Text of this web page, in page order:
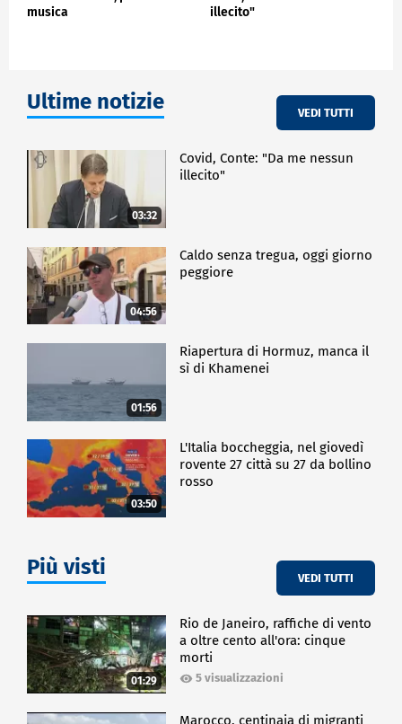
musica
illecito"
Ultime notizie VEDI TUTTI
03:32
Covid, Conte: "Da me nessun
illecito"
04:56
Caldo senza tregua, oggi giorno
peggiore
01:56
Riapertura di Hormuz, manca il
sì di Khamenei
03:50
L'Italia boccheggia, nel giovedì
rovente 27 città su 27 da bollino
rosso
Più visti VEDI TUTTI
01:29
Rio de Janeiro, raffiche di vento
a oltre cento all'ora: cinque
morti
5 visualizzazioni
Marocco, centinaia di migranti